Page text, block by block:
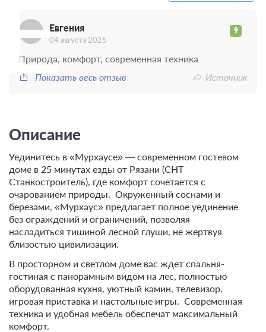
ЕЕвгения 9
04 августа 2025
Природа, комфорт, современная техника
Показать весь отзыв
Источник
Описание
Уединитесь в «Мурхаусе» — современном гостевом
доме в 25 минутах езды от Рязани (СНТ
Станкостроитель), где комфорт сочетается с
очарованием природы. Окруженный соснами и
березами, «Мурхаус» предлагает полное уединение
без ограждений и ограничений, позволяя
насладиться тишиной лесной глуши, не жертвуя
близостью цивилизации.
В просторном и светлом доме вас ждет спальня-
гостиная с панорамным видом на лес, полностью
оборудованная кухня, уютный камин, телевизор,
игровая приставка и настольные игры. Современная
техника и удобная мебель обеспечат максимальный
комфорт.